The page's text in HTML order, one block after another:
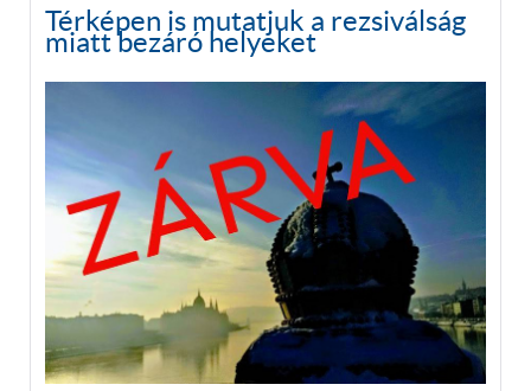
Térképen is mutatjuk a rezsiválság
miatt bezáró helyeket